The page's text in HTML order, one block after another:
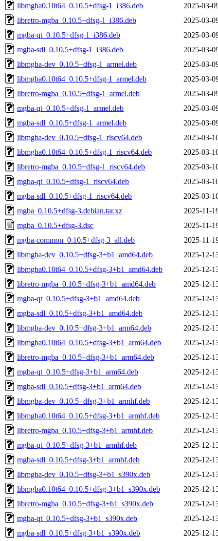
libmgba0.10t64_0.10.5+dfsg-1_i386.deb
2025-03-
libretro-mgba_0.10.5+dfsg-1_i386.deb
2025-03-
mgba-qt_0.10.5+dfsg-1_i386.deb
2025-03-
mgba-sdl_0.10.5+dfsg-1_i386.deb
2025-03-
libmgba-dev_0.10.5+dfsg-1_armel.deb
2025-03-
libmgba0.10t64_0.10.5+dfsg-1_armel.deb
2025-03-
libretro-mgba_0.10.5+dfsg-1_armel.deb
2025-03-
mgba-qt_0.10.5+dfsg-1_armel.deb
2025-03-
mgba-sdl_0.10.5+dfsg-1_armel.deb
2025-03-
libmgba-dev_0.10.5+dfsg-1_riscv64.deb
2025-03-
libmgba0.10t64_0.10.5+dfsg-1_riscv64.deb
2025-03-
libretro-mgba_0.10.5+dfsg-1_riscv64.deb
2025-03-
mgba-qt_0.10.5+dfsg-1_riscv64.deb
2025-03-
mgba-sdl_0.10.5+dfsg-1_riscv64.deb
2025-03-
mgba_0.10.5+dfsg-3.debian.tar.xz
2025-11-
mgba_0.10.5+dfsg-3.dsc
2025-11-
mgba-common_0.10.5+dfsg-3_all.deb
2025-11-
libmgba-dev_0.10.5+dfsg-3+b1_amd64.deb
2025-12-
libmgba0.10t64_0.10.5+dfsg-3+b1_amd64.deb
2025-12-
libretro-mgba_0.10.5+dfsg-3+b1_amd64.deb
2025-12-
mgba-qt_0.10.5+dfsg-3+b1_amd64.deb
2025-12-
mgba-sdl_0.10.5+dfsg-3+b1_amd64.deb
2025-12-
libmgba-dev_0.10.5+dfsg-3+b1_arm64.deb
2025-12-
libmgba0.10t64_0.10.5+dfsg-3+b1_arm64.deb
2025-12-
libretro-mgba_0.10.5+dfsg-3+b1_arm64.deb
2025-12-
mgba-qt_0.10.5+dfsg-3+b1_arm64.deb
2025-12-
mgba-sdl_0.10.5+dfsg-3+b1_arm64.deb
2025-12-
libmgba-dev_0.10.5+dfsg-3+b1_armhf.deb
2025-12-
libmgba0.10t64_0.10.5+dfsg-3+b1_armhf.deb
2025-12-
libretro-mgba_0.10.5+dfsg-3+b1_armhf.deb
2025-12-
mgba-qt_0.10.5+dfsg-3+b1_armhf.deb
2025-12-
mgba-sdl_0.10.5+dfsg-3+b1_armhf.deb
2025-12-
libmgba-dev_0.10.5+dfsg-3+b1_s390x.deb
2025-12-
libmgba0.10t64_0.10.5+dfsg-3+b1_s390x.deb
2025-12-
libretro-mgba_0.10.5+dfsg-3+b1_s390x.deb
2025-12-
mgba-qt_0.10.5+dfsg-3+b1_s390x.deb
2025-12-
mgba-sdl_0.10.5+dfsg-3+b1_s390x.deb
2025-12-